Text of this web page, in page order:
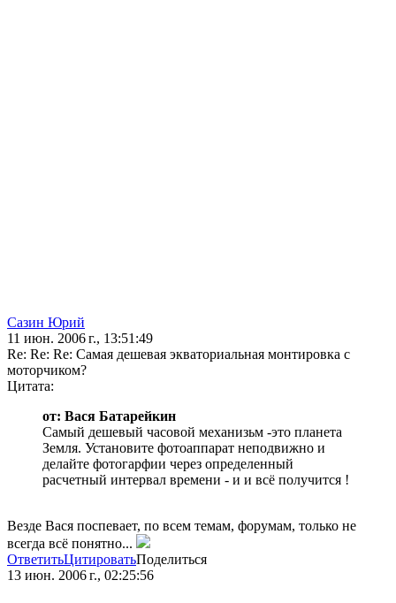
Сазин Юрий
11 июн. 2006 г., 13:51:49
Re: Re: Re: Самая дешевая экваториальная монтировка с
моторчиком?
Цитата:
от: Вася Батарейкин
Самый дешевый часовой механизьм -это планета
Земля. Установите фотоаппарат неподвижно и
делайте фотогарфии через определенный
расчетный интервал времени - и и всё получится !
Везде Вася поспевает, по всем темам, форумам, только не
всегда всё понятно...
ОтветитьЦитироватьПоделиться
13 июн. 2006 г., 02:25:56